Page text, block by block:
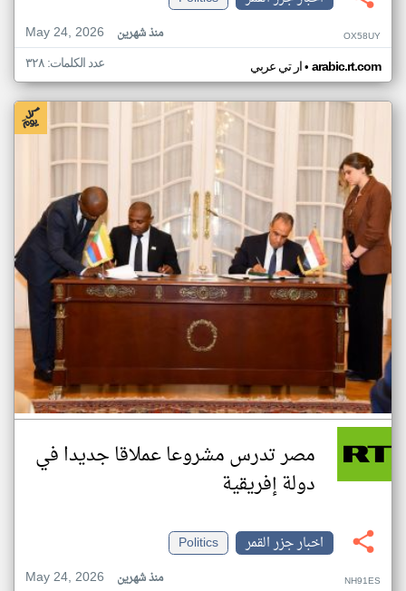
May 24, 2026
منذ شهرين OX58UY
ار تي عربي• arabic.rt.com عدد الكلمات: ٣٢٨
مصر تدرس مشروعا عملاقا جديدا في
دولة إفريقية
اخبار جزر القمر
Politics
May 24, 2026
منذ شهرين NH91ES